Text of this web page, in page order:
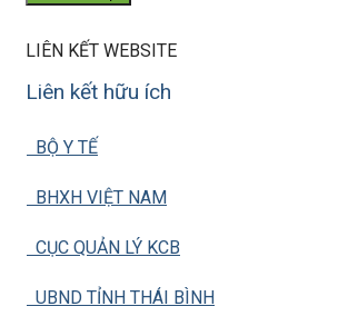
LIÊN KẾT WEBSITE
Liên kết hữu ích
BỘ Y TẾ
BHXH VIỆT NAM
CỤC QUẢN LÝ KCB
UBND TỈNH THÁI BÌNH